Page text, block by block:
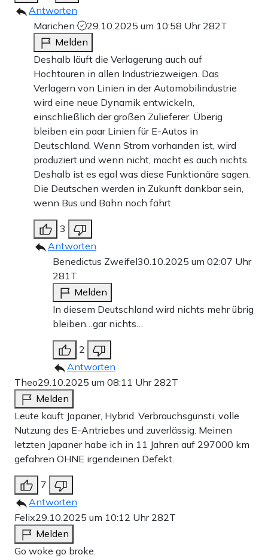
Antworten
Marichen
29.10.2025 um 10:58 Uhr 282T
Melden
Deshalb läuft die Verlagerung auch auf
Hochtouren in allen Industriezweigen. Das
Verlagern von Linien in der Automobilindustrie
wird eine neue Dynamik entwickeln,
einschließlich der großen Zulieferer. Überig
bleiben ein paar Linien für E-Autos in
Deutschland. Wenn Strom vorhanden ist, wird
produziert und wenn nicht, macht es auch nichts.
Deshalb ist es egal was diese Funktionäre sagen.
Die Deutschen werden in Zukunft dankbar sein,
wenn Bus und Bahn noch fährt.
3
Antworten
Benedictus Zweifel30.10.2025 um 02:07 Uhr
281T
Melden
In diesem Deutschland wird nichts mehr übrig
bleiben…gar nichts…
2
Antworten
Theo29.10.2025 um 08:11 Uhr 282T
Melden
Leute kauft Japaner, Hybrid. Verbrauchsgünsti, volle
Nutzung des E-Antriebes und zuverlässig. Meinen
letzten Japaner habe ich in 11 Jahren auf 297000 km
gefahren OHNE irgendeinen Defekt.
7
Antworten
Felix29.10.2025 um 10:12 Uhr 282T
Melden
Go woke go broke.